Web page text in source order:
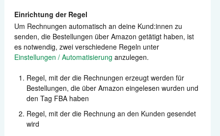
Einrichtung der Regel
Um Rechnungen automatisch an deine Kund:innen zu
senden, die Bestellungen über Amazon getätigt haben, ist
es notwendig, zwei verschiedene Regeln unter
Einstellungen / Automatisierung anzulegen.
Regel, mit der die Rechnungen erzeugt werden für
Bestellungen, die über Amazon eingelesen wurden und
den Tag FBA haben
Regel, mit der die Rechnung an den Kunden gesendet
wird